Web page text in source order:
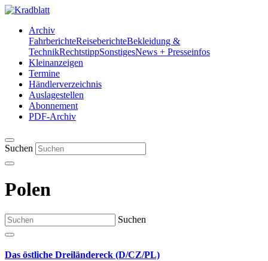
Archiv
FahrberichteReiseberichteBekleidung &
TechnikRechtstippSonstigesNews + Presseinfos
Kleinanzeigen
Termine
Händlerverzeichnis
Auslagestellen
Abonnement
PDF-Archiv
Suchen
Polen
Suchen
Das östliche Dreiländereck (D/CZ/PL)